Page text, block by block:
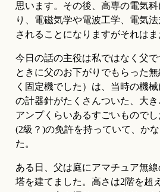
思います。その後、高専の電気
り、電磁気学や電波工学、電気
されることになりますがそれはま
今日の話の主役は私ではなく父
ときに父のお下がりでもらった
く固定機でした）は、当時の機
の計器針がたくさんついた、大
アンプくらいあるすごいもので
(2級？)の免許を持っていて、か
た。
ある日、父は庭にアマチュア無
塔を建てました。高さは2階を超